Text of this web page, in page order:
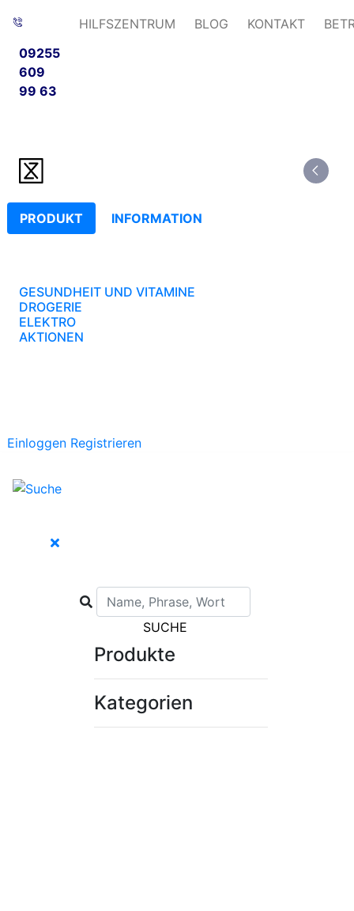
09255
609
99 63
HILFSZENTRUM BLOG KONTAKT
PRODUKT INFORMATION
GESUNDHEIT UND VITAMINE
DROGERIE
ELEKTRO
AKTIONEN
Einloggen Registrieren
SUCHE
Produkte
Kategorien